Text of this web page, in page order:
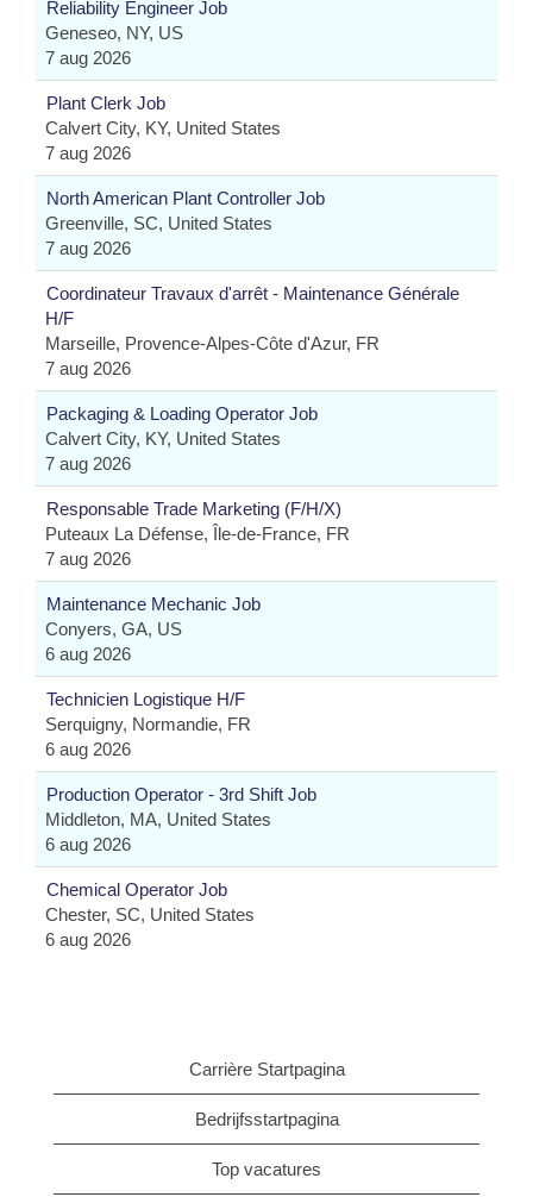
Reliability Engineer Job
Geneseo, NY, US
7 aug 2026
Plant Clerk Job
Calvert City, KY, United States
7 aug 2026
North American Plant Controller Job
Greenville, SC, United States
7 aug 2026
Coordinateur Travaux d'arrêt - Maintenance Générale
H/F
Marseille, Provence-Alpes-Côte d'Azur, FR
7 aug 2026
Packaging & Loading Operator Job
Calvert City, KY, United States
7 aug 2026
Responsable Trade Marketing (F/H/X)
Puteaux La Défense, Île-de-France, FR
7 aug 2026
Maintenance Mechanic Job
Conyers, GA, US
6 aug 2026
Technicien Logistique H/F
Serquigny, Normandie, FR
6 aug 2026
Production Operator - 3rd Shift Job
Middleton, MA, United States
6 aug 2026
Chemical Operator Job
Chester, SC, United States
6 aug 2026
Carrière Startpagina
Bedrijfsstartpagina
Top vacatures